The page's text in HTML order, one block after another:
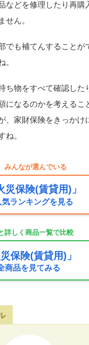
などを修理したり再購
せん。
でも補てんすることが
。
ち物をすべて確認した
になるのかを考えるこ
、家財保険をきっかけ
ね。
みんなが選んでいる
災保険(賃貸用)」
気ランキングを見る
詳しく商品一覧で比較
災保険(賃貸用)」
商品を見てみる